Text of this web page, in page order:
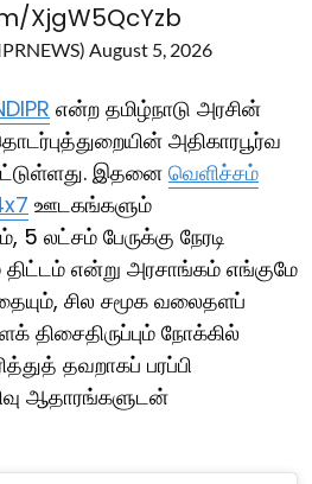
XjgW5QcYzb
August 5, 2026
என்ற தமிழ்நாடு அரசின்
அதிகாரபூர்வ
இதனை வெளிச்சம்
ஊடகங்களும்
5 லட்சம் பேருக்கு நேரடி
என்று அரசாங்கம் எங்குமே
சில சமூக வலைதளப்
நோக்கில்
தவறாகப் பரப்பி
ஆதாரங்களுடன்